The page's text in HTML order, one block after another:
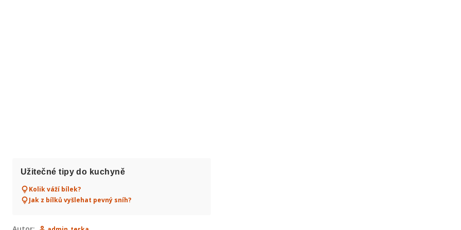
Užitečné tipy do kuchyně
Kolik váží bílek?
Jak z bílků vyšlehat pevný sníh?